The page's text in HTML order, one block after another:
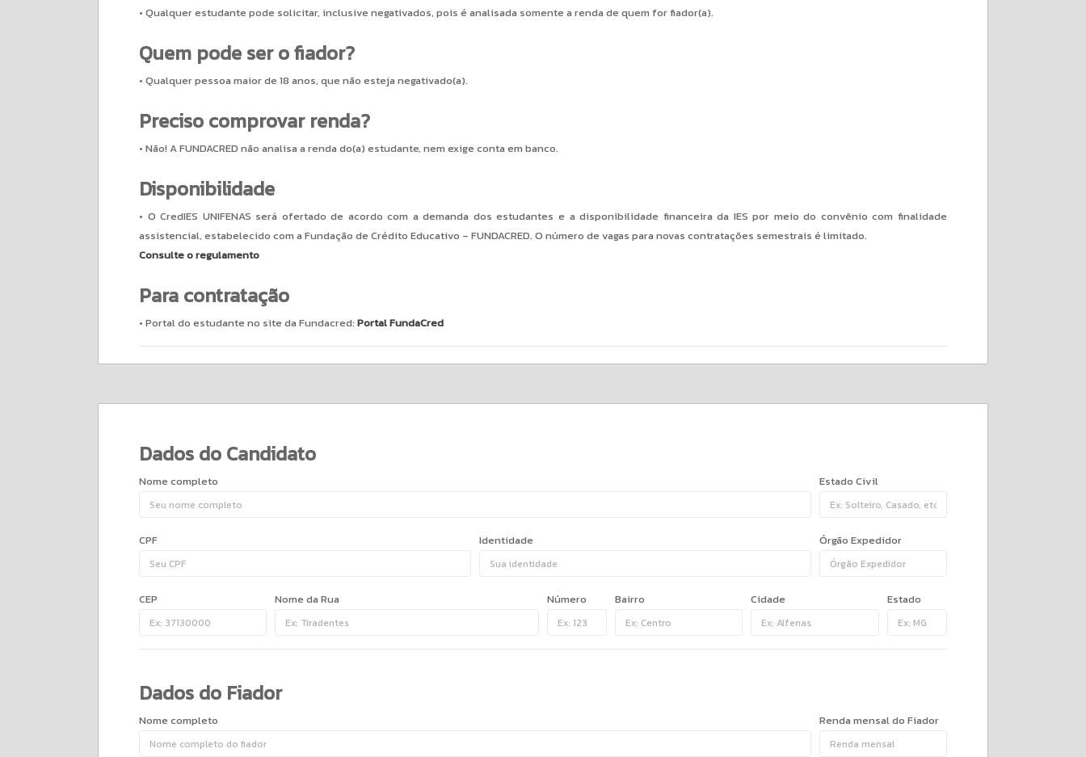
• Qualquer estudante pode solicitar, inclusive negativados, pois é analisada somente a renda de quem for fiador(a).
Quem pode ser o fiador?
• Qualquer pessoa maior de 18 anos, que não esteja negativado(a).
Preciso comprovar renda?
• Não! A FUNDACRED não analisa a renda do(a) estudante, nem exige conta em banco.
Disponibilidade
• O CredIES UNIFENAS será ofertado de acordo com a demanda dos estudantes e a disponibilidade financeira da IES por meio do convênio com finalidade
assistencial, estabelecido com a Fundação de Crédito Educativo – FUNDACRED. O número de vagas para novas contratações semestrais é limitado.
Consulte o regulamento
Para contratação
• Portal do estudante no site da Fundacred: Portal FundaCred
Dados do Candidato
Nome completo Estado Civil
CPF Identidade Órgão Expedidor
CEP Nome da Rua Número Bairro Cidade Estado
Dados do Fiador
Nome completo Renda mensal do Fiador